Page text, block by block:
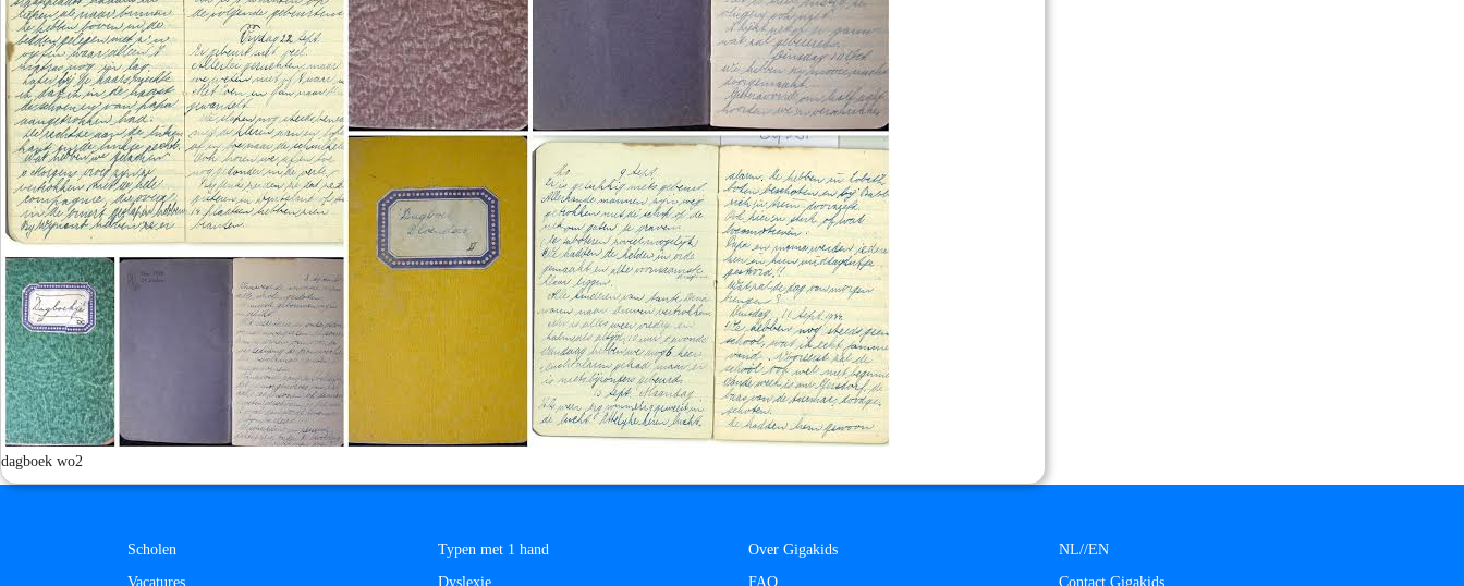
dagboek wo2
Scholen
Vacatures
Typen met 1 hand
Dyslexie
Over Gigakids
FAQ
NL//EN
Contact Gigakids